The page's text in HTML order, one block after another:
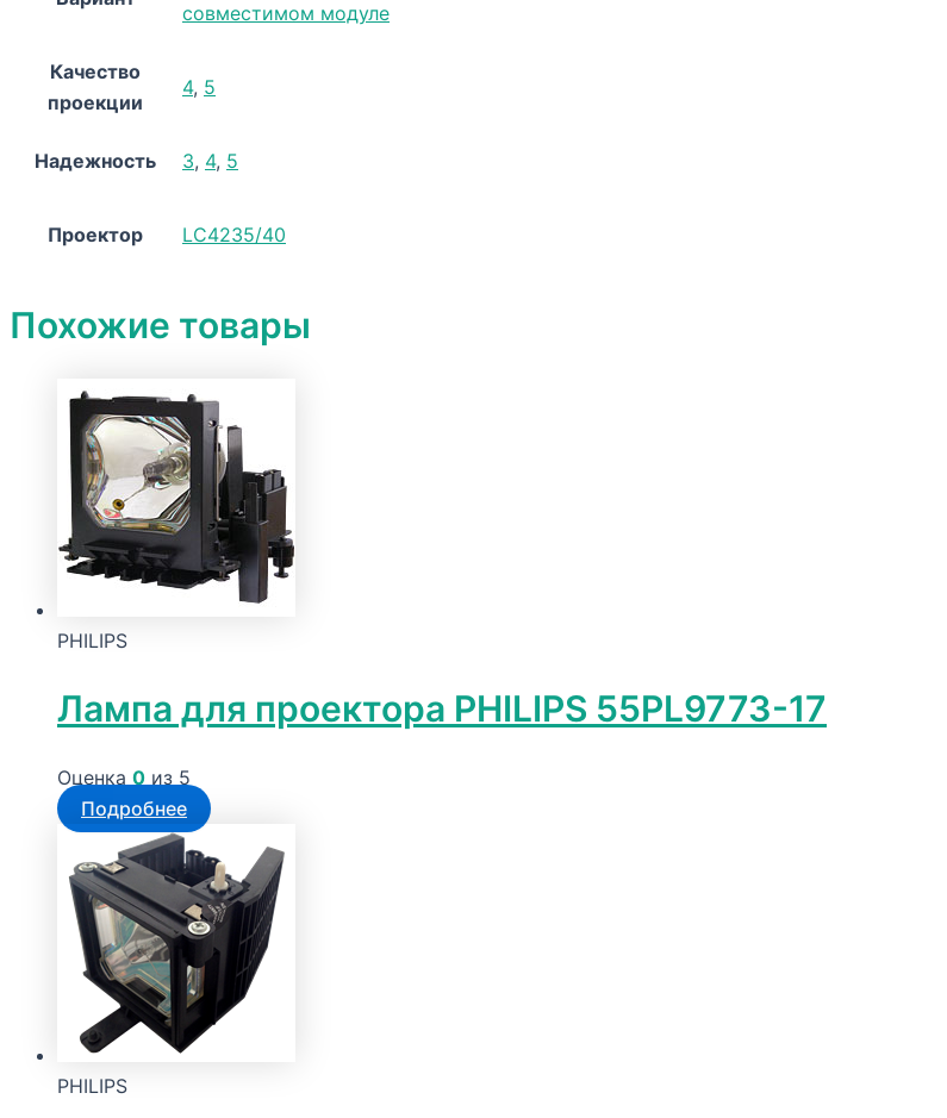
совместимом модуле
Качество
проекции
4, 5
Надежность 3, 4, 5
Проектор LC4235/40
Похожие товары
PHILIPS
Лампа для проектора PHILIPS 55PL9773-17
Оценка 0 из 5
Подробнее
PHILIPS